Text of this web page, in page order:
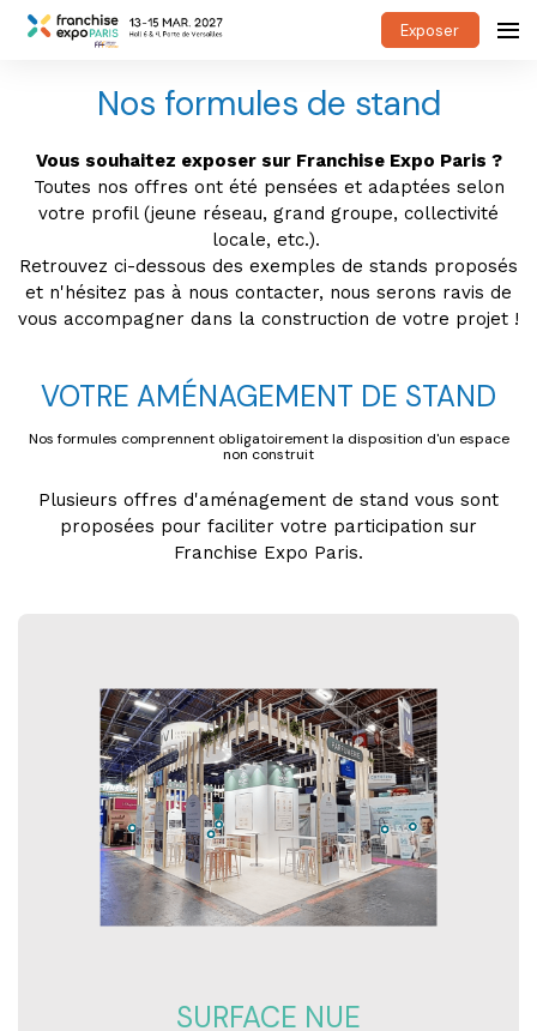
Exposer
Nos formules de stand
Vous souhaitez exposer sur Franchise Expo Paris ?
Toutes nos offres ont été pensées et adaptées selon
votre profil (jeune réseau, grand groupe, collectivité
locale, etc.).
Retrouvez ci-dessous des exemples de stands proposés
et n'hésitez pas à nous contacter, nous serons ravis de
vous accompagner dans la construction de votre projet !
VOTRE AMÉNAGEMENT DE STAND
Nos formules comprennent obligatoirement la disposition d'un espace
non construit
Plusieurs offres d'aménagement de stand vous sont
proposées pour faciliter votre participation sur
Franchise Expo Paris.
SURFACE NUE